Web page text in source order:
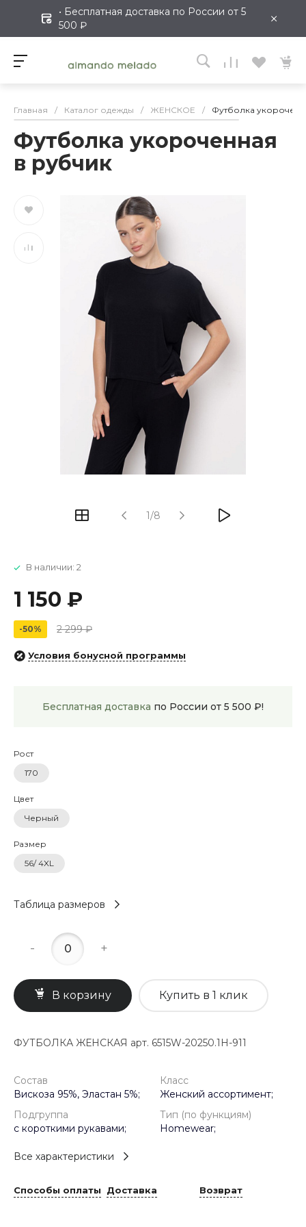
• Бесплатная доставка по России от 5
500 ₽
×
Главная / Каталог одежды / ЖЕНСКОЕ / Футболка
Футболка укороченная
в рубчик
1/8
В наличии: 2
1 150 ₽
-50% 2 299 ₽
Условия бонусной программы
Бесплатная доставка по России от 5 500 ₽!
Рост
170
Цвет
Черный
Размер
56/ 4XL
Таблица размеров
- +
В корзину Купить в 1 клик
ФУТБОЛКА ЖЕНСКАЯ арт. 6515W-20250.1H-911
Состав
Вискоза 95%, Эластан 5%;
Класс
Женский ассортимент;
Подгруппа
с короткими рукавами;
Тип (по функциям)
Homewear;
Все характеристики
Способы оплаты Доставка Возврат